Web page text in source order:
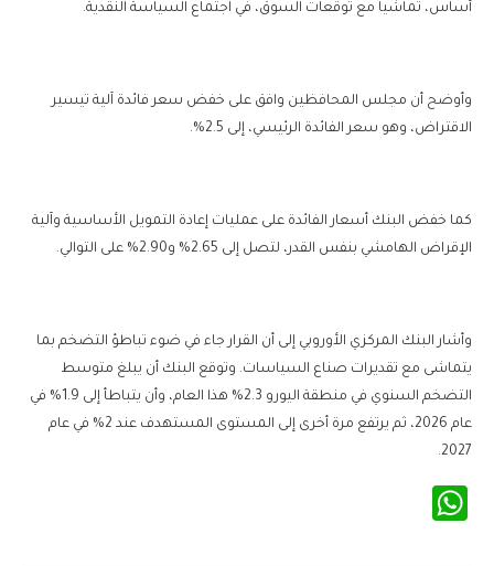
أساس، تماشياً مع توقعات السوق، في اجتماع السياسة النقدية.
وأوضح أن مجلس المحافظين وافق على خفض سعر فائدة آلية تيسير
الاقتراض، وهو سعر الفائدة الرئيسي، إلى 2.5%.
كما خفض البنك أسعار الفائدة على عمليات إعادة التمويل الأساسية وآلية
الإقراض الهامشي بنفس القدر، لتصل إلى 2.65% و2.90% على التوالي.
وأشار البنك المركزي الأوروبي إلى أن القرار جاء في ضوء تباطؤ التضخم بما
يتماشى مع تقديرات صناع السياسات. وتوقع البنك أن يبلغ متوسط
التضخم السنوي في منطقة اليورو 2.3% هذا العام، وأن يتباطأ إلى 1.9% في
عام 2026، ثم يرتفع مرة أخرى إلى المستوى المستهدف عند 2% في عام
2027.